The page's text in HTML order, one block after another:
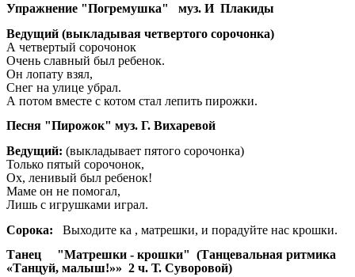
Упражнение "Погремушка" муз. И Плакиды
Ведущий (выкладывая четвертого сорочонка)
А четвертый сорочонок
Очень славный был ребенок.
Он лопату взял,
Снег на улице убрал.
А потом вместе с котом стал лепить пирожки.
Песня "Пирожок" муз. Г. Вихаревой
Ведущий: (выкладывает пятого сорочонка)
Только пятый сорочонок,
Ох, ленивый был ребенок!
Маме он не помогал,
Лишь с игрушками играл.
Сорока: Выходите ка , матрешки, и порадуйте нас крошки.
Танец "Матрешки - крошки" (Танцевальная ритмика
«Танцуй, малыш!»» 2 ч. Т. Суворовой)